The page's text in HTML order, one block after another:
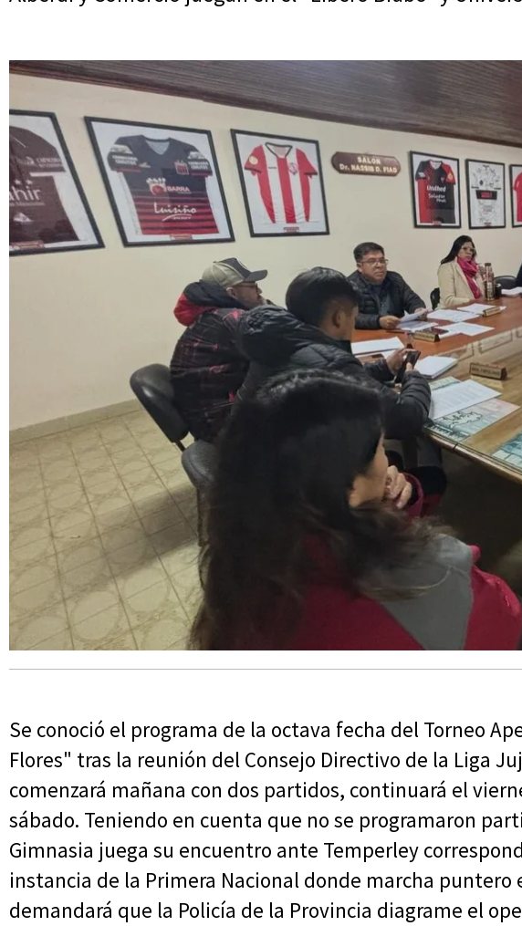
Se conoció el programa de la octava fecha del Torneo
Flores" tras la reunión del Consejo Directivo de la Liga
comenzará mañana con dos partidos, continuará el
sábado. Teniendo en cuenta que no se programaron
Gimnasia juega su encuentro ante Temperley
instancia de la Primera Nacional donde marcha puntero
demandará que la Policía de la Provincia diagrame el